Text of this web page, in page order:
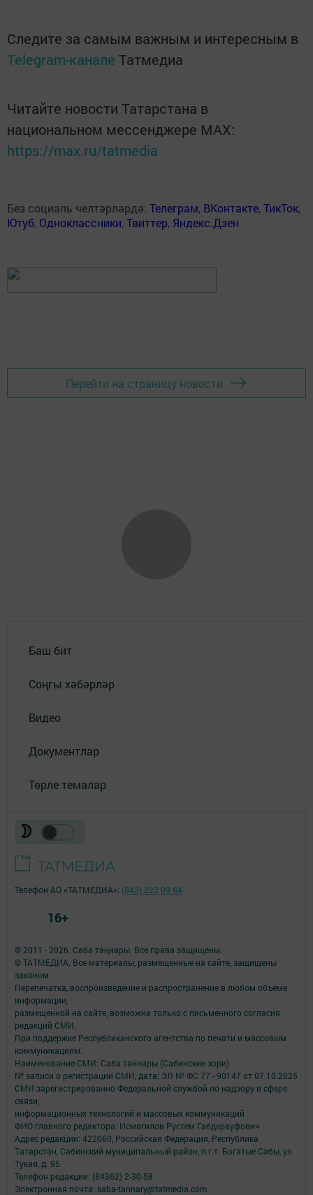
Следите за самым важным и интересным в
Telegram-канале Татмедиа
Читайте новости Татарстана в
национальном мессенджере MАХ:
https://max.ru/tatmedia
Без социаль челтәрләрдә: Телеграм, ВКонтакте,ТикТок,
Ютуб, Одноклассники,Твиттер, Яндекс.Дзен
Перейти на страницу новости
Баш бит
Соңгы хәбәрләр
Видео
Документлар
Төрле темалар
© 2011 - 2026. Саба таңнары. Все права защищены.
© ТАТМЕДИА. Все материалы, размещенные на сайте, защищены
законом.
Перепечатка, воспроизведение и распространение в любом объеме
информации,
размещенной на сайте, возможна только с письменного согласия
редакций СМИ.
При поддержке Республиканского агентства по печати и массовым
коммуникациям.
Наименование СМИ: Саба таннары (Сабинские зори)
№ записи о регистрации СМИ, дата: ЭЛ № ФС 77 - 90147 от 07.10.2025
СМИ зарегистрированно Федеральной службой по надзору в сфере
связи,
информационных технологий и массовых коммуникаций
ФИО главного редактора: Исмагилов Рустем Габдерауфович
Адрес редакции: 422060, Российская Федерация, Республика
Татарстан, Сабинский муниципальный район, п.г.т. Богатые Сабы, ул.
Тукая, д. 95
Телефон редакции: (84362) 2-30-58
Электронная почта: saba-tannary@tatmedia.com
Телефон АО «ТАТМЕДИА»: (843) 222 09 84
16+